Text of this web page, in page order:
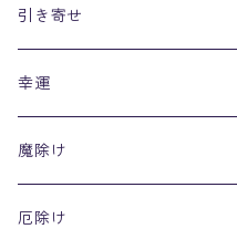
引き寄せ
幸運
魔除け
厄除け